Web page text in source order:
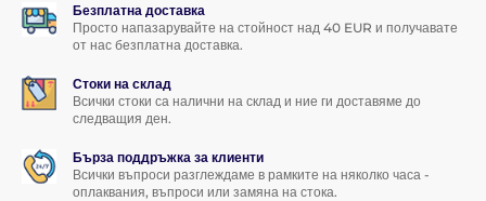
Безплатна доставка
Просто напазарувайте на стойност над 40 EUR и получавате
от нас безплатна доставка.
Стоки на склад
Всички стоки са налични на склад и ние ги доставяме до
следващия ден.
Бърза поддръжка за клиенти
Всички въпроси разглеждаме в рамките на няколко часа -
оплаквания, въпроси или замяна на стока.